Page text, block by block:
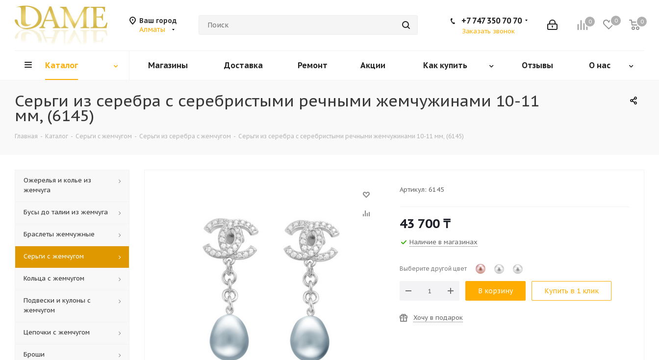
Ваш город
Алматы
0 0 0
+7 747 350 70 70
Заказать звонок
Каталог Магазины Доставка Ремонт Акции Как купить Отзывы О нас
Серьги из серебра с серебристыми речными жемчужинами 10-11
мм, (6145)
Главная - Каталог - Серьги с жемчугом - Серьги из серебра с жемчугом - Серьги из серебра с серебристыми речными жемчужинами 10-11 мм, (6145)
Артикул: 6145
43 700 ₸
Наличие в магазинах
Выберите другой цвет
В корзину Купить в 1 клик
Хочу в подарок
Ожерелья и колье из
жемчуга
Бусы до талии из жемчуга
Браслеты жемчужные
Серьги с жемчугом
Кольца c жемчугом
Подвески и кулоны с
жемчугом
Цепочки с жемчугом
Броши